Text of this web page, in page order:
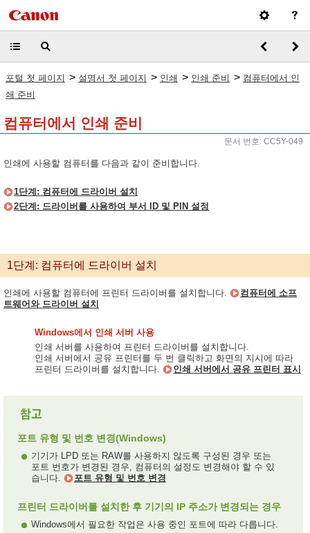
포털 첫 페이지 > 설명서 첫 페이지 > 인쇄 > 인쇄 준비 > 컴퓨터에서 인
쇄 준비
컴퓨터에서 인쇄 준비
문서 번호: CC5Y-049
인쇄에 사용할 컴퓨터를 다음과 같이 준비합니다.
1단계: 컴퓨터에 드라이버 설치
2단계: 드라이버를 사용하여 부서 ID 및 PIN 설정
1단계: 컴퓨터에 드라이버 설치
인쇄에 사용할 컴퓨터에 프린터 드라이버를 설치합니다.
컴퓨터에 소프
트웨어와 드라이버 설치
Windows에서 인쇄 서버 사용
인쇄 서버를 사용하여 프린터 드라이버를 설치합니다.
인쇄 서버에서 공유 프린터를 두 번 클릭하고 화면의 지시에 따라
프린터 드라이버를 설치합니다.
인쇄 서버에서 공유 프린터 표시
포트 유형 및 번호 변경(Windows)
기기가 LPD 또는 RAW를 사용하지 않도록 구성된 경우 또는
포트 번호가 변경된 경우, 컴퓨터의 설정도 변경해야 할 수 있
습니다.
포트 유형 및 번호 변경
프린터 드라이버를 설치한 후 기기의 IP 주소가 변경되는 경우
Windows에서 필요한 작업은 사용 중인 포트에 따라 다릅니다.